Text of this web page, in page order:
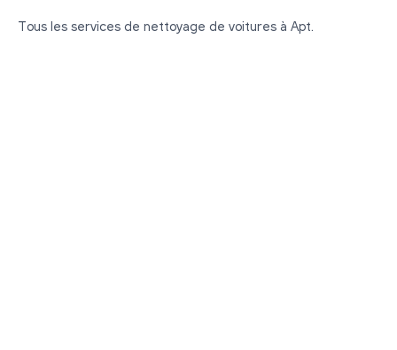
Tous les services de nettoyage de voitures à Apt.